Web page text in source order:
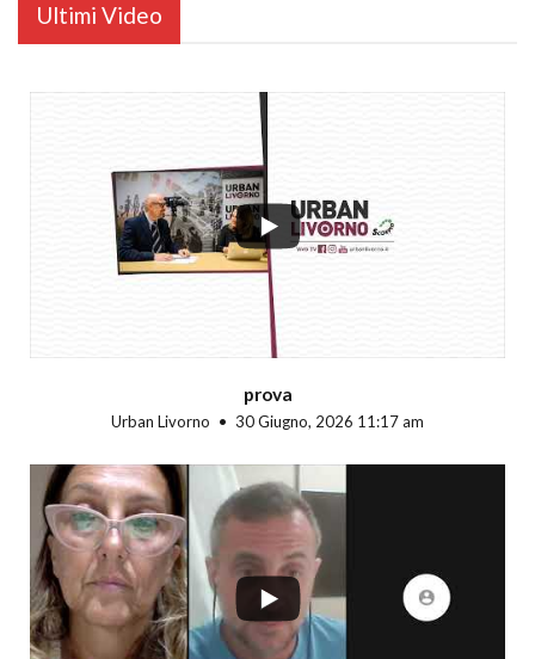
Ultimi Video
prova
Urban Livorno 30 Giugno, 2026 11:17 am